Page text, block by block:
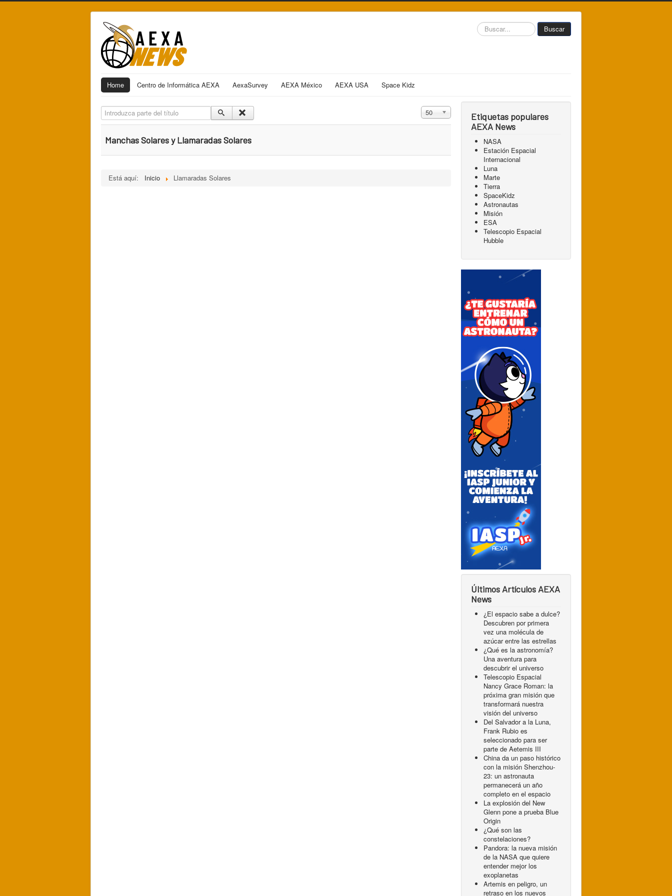
Buscar... Buscar
Home Centro de Informática AEXA AexaSurvey AEXA México AEXA USA Space Kidz
Introduzca parte del título Cantidad a mostrar
50
Manchas Solares y Llamaradas Solares
Está aquí: Inicio Llamaradas Solares
Etiquetas populares
AEXA News
NASA
Estación Espacial
Internacional
Luna
Marte
Tierra
SpaceKidz
Astronautas
Misión
ESA
Telescopio Espacial
Hubble
Últimos Artículos AEXA
News
¿El espacio sabe a dulce?
Descubren por primera
vez una molécula de
azúcar entre las estrellas
¿Qué es la astronomía?
Una aventura para
descubrir el universo
Telescopio Espacial
Nancy Grace Roman: la
próxima gran misión que
transformará nuestra
visión del universo
Del Salvador a la Luna,
Frank Rubio es
seleccionado para ser
parte de Aetemis III
China da un paso histórico
con la misión Shenzhou-
23: un astronauta
permanecerá un año
completo en el espacio
La explosión del New
Glenn pone a prueba Blue
Origin
¿Qué son las
constelaciones?
Pandora: la nueva misión
de la NASA que quiere
entender mejor los
exoplanetas
Artemis en peligro, un
retraso en los nuevos